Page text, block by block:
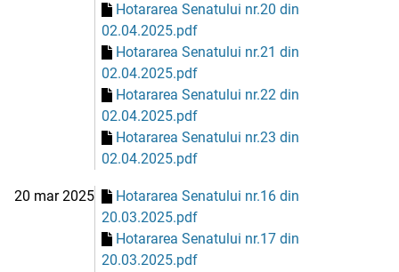
Hotararea Senatului nr.20 din
02.04.2025.pdf
Hotararea Senatului nr.21 din
02.04.2025.pdf
Hotararea Senatului nr.22 din
02.04.2025.pdf
Hotararea Senatului nr.23 din
02.04.2025.pdf
20 mar 2025
Hotararea Senatului nr.16 din
20.03.2025.pdf
Hotararea Senatului nr.17 din
20.03.2025.pdf